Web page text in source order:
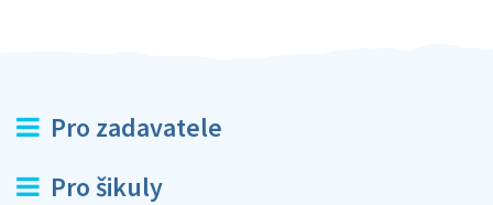
Pro zadavatele
Pro šikuly